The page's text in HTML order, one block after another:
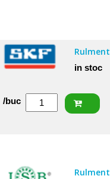
Rulment
in stoc
Cantitate
/buc
Rulment